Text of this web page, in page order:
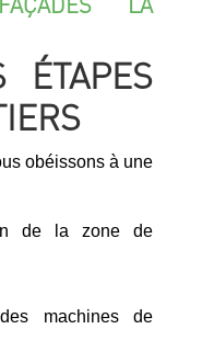
ÉTAPES
obéissons à une
de la zone de
machines de